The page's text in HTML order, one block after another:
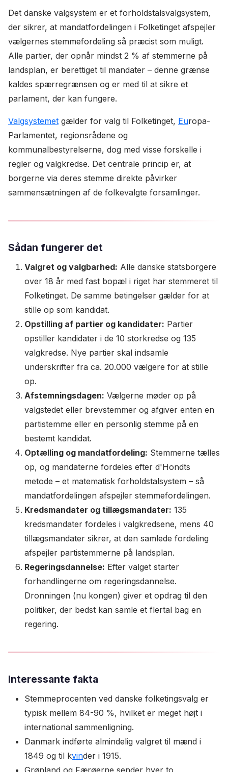
Det danske valgsystem er et forholdstalsvalgsystem,
der sikrer, at mandatfordelingen i Folketinget afspejler
vælgernes stemmefordeling så præcist som muligt.
Alle partier, der opnår mindst 2 % af stemmerne på
landsplan, er berettiget til mandater – denne grænse
kaldes spærregrænsen og er med til at sikre et
parlament, der kan fungere.
Valgsystemet gælder for valg til Folketinget, Europa-
Parlamentet, regionsrådene og
kommunalbestyrelserne, dog med visse forskelle i
regler og valgkredse. Det centrale princip er, at
borgerne via deres stemme direkte påvirker
sammensætningen af de folkevalgte forsamlinger.
Sådan fungerer det
Valgret og valgbarhed: Alle danske statsborgere
over 18 år med fast bopæl i riget har stemmeret til
Folketinget. De samme betingelser gælder for at
stille op som kandidat.
Opstilling af partier og kandidater: Partier
opstiller kandidater i de 10 storkredse og 135
valgkredse. Nye partier skal indsamle
underskrifter fra ca. 20.000 vælgere for at stille
op.
Afstemningsdagen: Vælgerne møder op på
valgstedet eller brevstemmer og afgiver enten en
partistemme eller en personlig stemme på en
bestemt kandidat.
Optælling og mandatfordeling: Stemmerne tælles
op, og mandaterne fordeles efter d'Hondts
metode – et matematisk forholdstalsystem – så
mandatfordelingen afspejler stemmefordelingen.
Kredsmandater og tillægsmandater: 135
kredsmandater fordeles i valgkredsene, mens 40
tillægsmandater sikrer, at den samlede fordeling
afspejler partistemmerne på landsplan.
Regeringsdannelse: Efter valget starter
forhandlingerne om regeringsdannelse.
Dronningen (nu kongen) giver et opdrag til den
politiker, der bedst kan samle et flertal bag en
regering.
Interessante fakta
Stemmeprocenten ved danske folketingsvalg er
typisk mellem 84-90 %, hvilket er meget højt i
international sammenligning.
Danmark indførte almindelig valgret til mænd i
1849 og til kvinder i 1915.
Grønland og Færøerne sender hver to